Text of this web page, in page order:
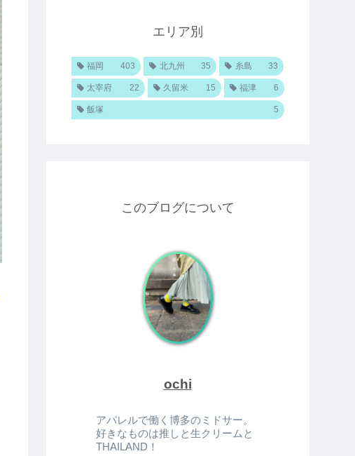
エリア別
福岡 403 北九州 35 糸島 33
太宰府 22 久留米 15 福津 6
飯塚 5
このブログについて
ochi
アパレルで働く博多のミドサー。
好きなものは推しと生クリームと
THAILAND！